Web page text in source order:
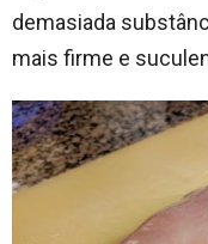
demasiada
mais firme e